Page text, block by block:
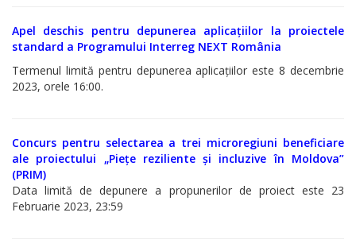
Comisiile
consultative
specialitate
ale
consiliului
raional
Apel deschis pentru depunerea aplicațiilor la proiectele
standard a Programului Interreg NEXT România
Termenul limită pentru depunerea aplicațiilor este 8 decembrie
2023, orele 16:00.
Concurs pentru selectarea a trei microregiuni beneficiare
ale proiectului „Piețe reziliente și incluzive în Moldova”
(PRIM)
Data limită de depunere a propunerilor de proiect este 23
Februarie 2023, 23:59